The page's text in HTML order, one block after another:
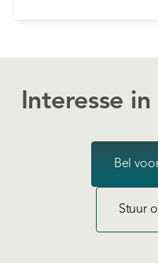
Interesse
Bel
Stuur